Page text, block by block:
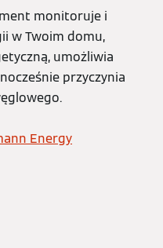
monitoruje i
w Twoim domu,
umożliwia
przyczynia
Energy